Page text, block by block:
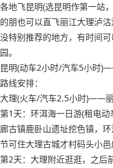
各地飞昆明(选昆明作第一站
的朋也可以直飞丽江大理泸
没特别推荐的地方，有时间
园。
昆明(动车2小时/汽车5小时
路线安排：
大理(火车/汽车2.5小时)——
第1天：环洱海一日游(租电
廊古镇鹿卧山遗址挖色镇，
节可住大理古城才村码头小
第2天：大理附近逛逛，之后